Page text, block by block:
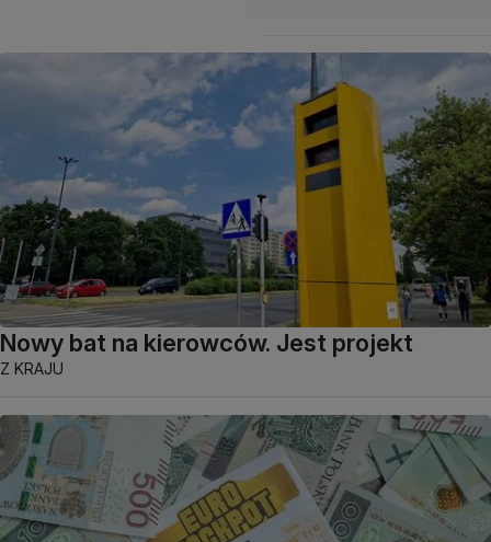
Nowy bat na kierowców. Jest projekt
Z KRAJU